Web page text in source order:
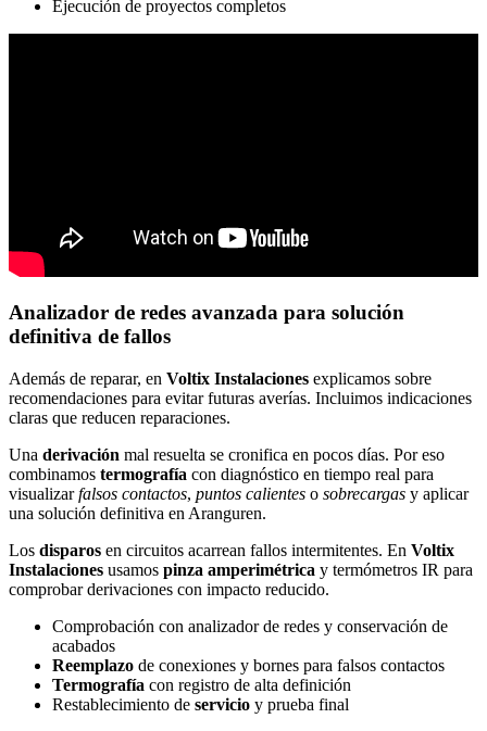
Ejecución de proyectos completos
Analizador de redes avanzada para solución
definitiva de fallos
Además de reparar, en Voltix Instalaciones explicamos sobre
recomendaciones para evitar futuras averías. Incluimos indicaciones
claras que reducen reparaciones.
Una derivación mal resuelta se cronifica en pocos días. Por eso
combinamos termografía con diagnóstico en tiempo real para
visualizarfalsos contactos, puntos calientes o sobrecargas y aplicar
una solución definitiva en Aranguren.
Los disparos en circuitos acarrean fallos intermitentes. En Voltix
Instalaciones usamos pinza amperimétrica y termómetros IR para
comprobar derivaciones con impacto reducido.
Comprobación con analizador de redes y conservación de
acabados
Reemplazo de conexiones y bornes para falsos contactos
Termografía con registro de alta definición
Restablecimiento de servicio y prueba final